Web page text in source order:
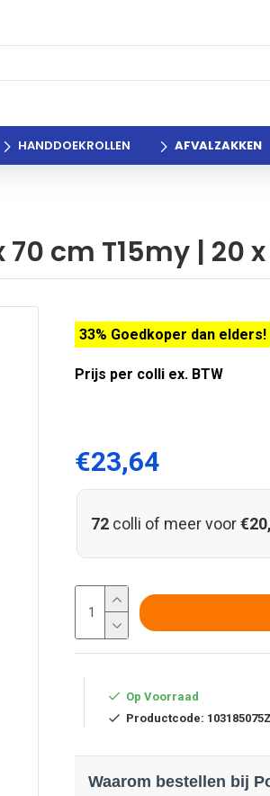
HANDDOEKROLLEN AFVALZAKKEN
cm T15my | 20
33% Goedkoper dan elders!
Prijs per colli ex. BTW
Op Voorraad
Productcode: 103185075Z
€23,64
72 colli of meer voor
Waarom bestellen bij